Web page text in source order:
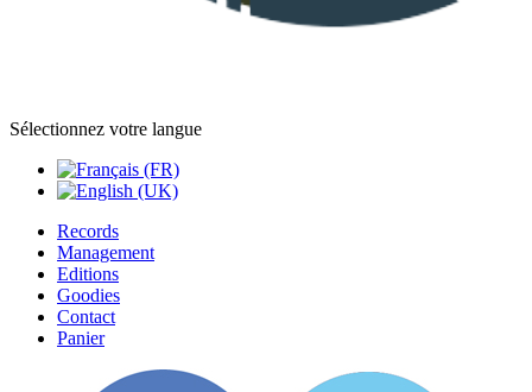
Sélectionnez votre langue
Records
Management
Editions
Goodies
Contact
Panier